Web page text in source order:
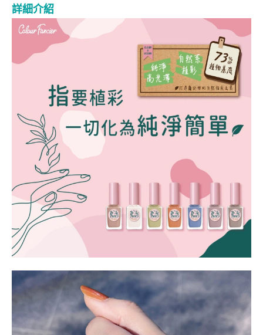
詳細介紹